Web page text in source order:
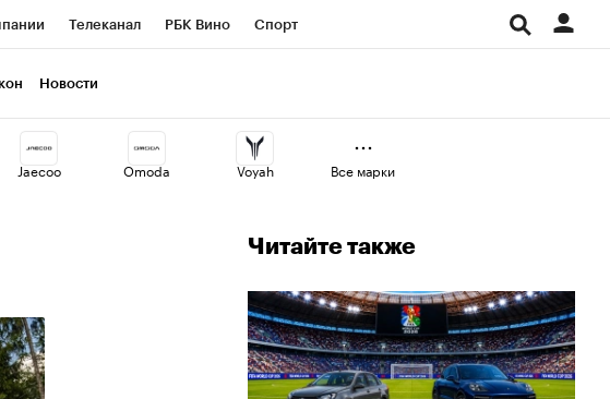
Телеканал РБК Вино Спорт
проекты
Спецпроекты СПб Конференции СПб
Рынок наличной валюты
Новости
Jaecoo Omoda Voyah Все марки
Читайте также